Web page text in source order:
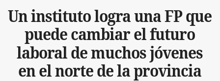
Un instituto logra una FP que
puede cambiar el futuro
laboral de muchos jóvenes
en el norte de la provincia